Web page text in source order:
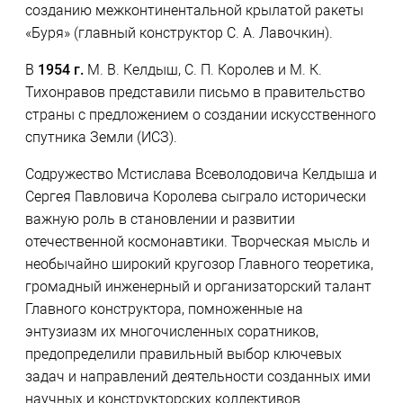
созданию межконтинентальной крылатой ракеты
«Буря» (главный конструктор С. А. Лавочкин).
В 1954 г.М. В. Келдыш, С. П. Королев и М. К.
Тихонравов представили письмо в правительство
страны с предложением о создании искусственного
спутника Земли (ИСЗ).
Содружество Мстислава Всеволодовича Келдыша и
Сергея Павловича Королева сыграло исторически
важную роль в становлении и развитии
отечественной космонавтики. Творческая мысль и
необычайно широкий кругозор Главного теоретика,
громадный инженерный и организаторский талант
Главного конструктора, помноженные на
энтузиазм их многочисленных соратников,
предопределили правильный выбор ключевых
задач и направлений деятельности созданных ими
научных и конструкторских коллективов.